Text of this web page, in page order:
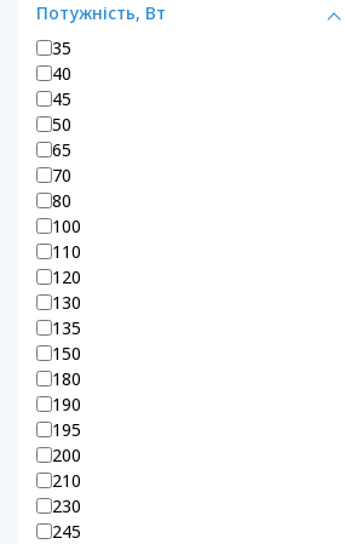
Потужність, Вт
35
40
45
50
65
70
80
100
110
120
130
135
150
180
190
195
200
210
230
245